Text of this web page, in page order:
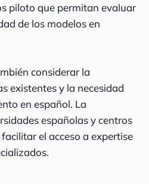
piloto que permitan evaluar
de los modelos en
considerar la
existentes y la necesidad
en español. La
españolas y centros
el acceso a expertise